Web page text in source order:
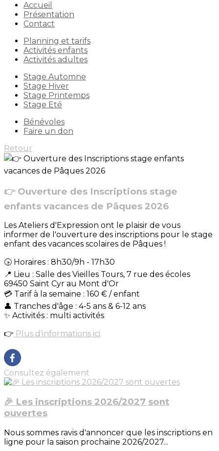
Accueil
Présentation
Contact
Planning et tarifs
Activités enfants
Activités adultes
Stage Automne
Stage Hiver
Stage Printemps
Stage Eté
Bénévoles
Faire un don
Retour
👉 Ouverture des Inscriptions stage
enfants vacances de Pâques 2026
Les Ateliers d'Expression ont le plaisir de vous
informer de l'ouverture des inscriptions pour le stage
enfant des vacances scolaires de Pâques !
🕟 Horaires : 8h30/9h - 17h30
📍 Lieu : Salle des Vieilles Tours, 7 rue des écoles
69450 Saint Cyr au Mont d'Or
💳 Tarif à la semaine : 160 € / enfant
👤 Tranches d'âge : 4-5 ans & 6-12 ans
✨ Activités : multi activités
👉 Plus d'informations ici
Consultez également
🎉 Les inscriptions 2026/2027 sont
ouvertes
Nous sommes ravis d'annoncer que les inscriptions en
ligne pour la saison prochaine 2026/2027...